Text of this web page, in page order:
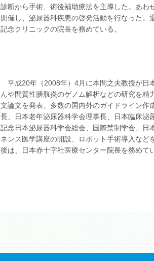
診断から手術、術後補助療法を主導した。あわ
開催し、泌尿器科疾患の啓発活動を行なった
記念クリニックの院長を務めている。
平成20年（2008年）4月に本間之夫教授が日
んや間質性膀胱炎のゲノム解析などの研究を
文論文を発表、多数の国内外のガイドライン作
長、日本老年泌尿器科学会理事長、日本臨床泌
記念日本泌尿器科学会総会、国際禁制学会、日
ネンス医学講座の開設、ロボット手術導入など
後は、日本赤十字社医療センター院長を務めて